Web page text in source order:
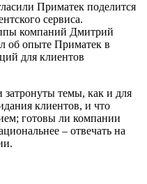
Приматек поделится
сервиса.
компаний Дмитрий
об опыте Приматек в
для клиентов
темы, как и для
клиентов, и что
готовы ли компании
– отвечать на